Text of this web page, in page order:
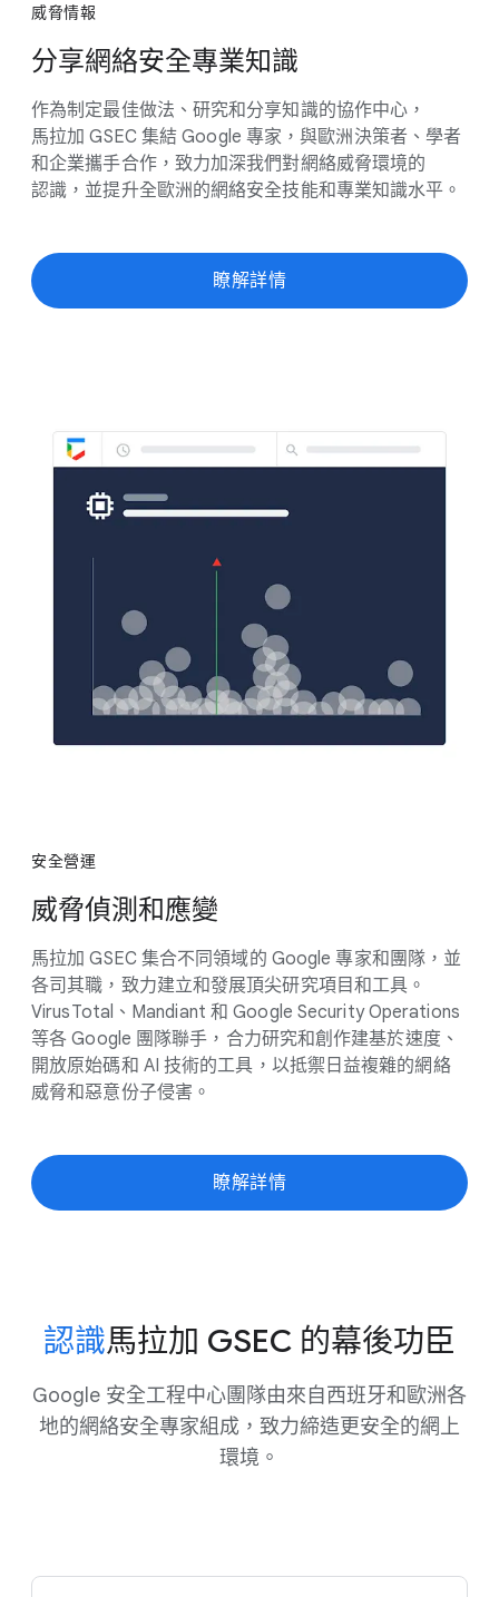
威​脅情報
分享​網​絡​安全​專業​知識
作為​制定​最佳​做法、​研究​和​分享​知識​的​協作​中心，​
馬拉加 GSEC 集結 Google 專家，​與​歐洲​決策者、​學者​
和​企業​攜手​合作，​致力​加深​我們​對​網絡​威脅​環境​的​
認識，​並​提升​全​歐洲​的​網絡​安全​技​能​和​專業​知識​水平。
瞭解​詳情
安全​營運
威脅​偵測​和​應​變
馬拉加 GSEC 集合​不同​領域​的 Google 專家​和​團隊，​並​
各​司​其職，​致力​建立​和​發展​頂尖​研究​項目​和​工具。​
VirusTotal、​Mandiant 和 Google Security Operations
等​各 Google 團隊​聯手，​合力​研究​和​創作建基於​速度、​
開放​原始碼​和 AI 技術​的​工具，​以​抵禦​日​益​複雜​的​網絡​
威脅​和​惡意份子​侵害。
瞭解​詳情
認識​馬拉加 GSE​C 的​幕後​功臣
Google 安全​工程​中心​團隊​由​來自​西班牙​和​歐洲​各​
地​的​網絡​安全​專家​組成，​致力​締造​更​安全​的​網上​
環境。